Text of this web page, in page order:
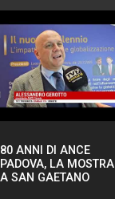
80 ANNI DI ANCE
PADOVA, LA MOSTRA
A SAN GAETANO